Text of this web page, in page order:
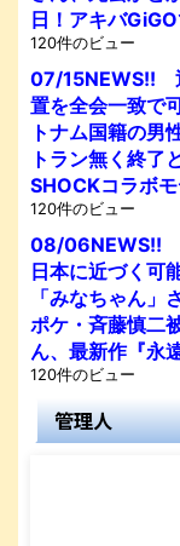
日！アキバ
120件のビュー
07/15NEWS!!
置を全会一致で
トナム国籍の
トラン無く終
SHOCKコラボ
120件のビュー
08/06NEWS!!
日本に近づく可
「みなちゃん
ポケ・斉藤慎二
ん、最新作『永
120件のビュー
管理人